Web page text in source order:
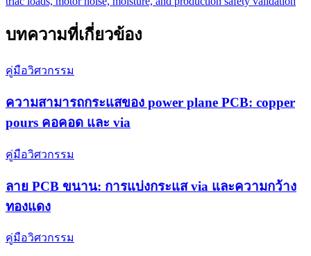
บทความที่เกี่ยวข้อง
คู่มือวิศวกรรม
ความสามารถกระแสของ power plane PCB: copper
pours คอคอด และ via
คู่มือวิศวกรรม
ลาย PCB ขนาน: การแบ่งกระแส via และความกว้าง
ทองแดง
คู่มือวิศวกรรม